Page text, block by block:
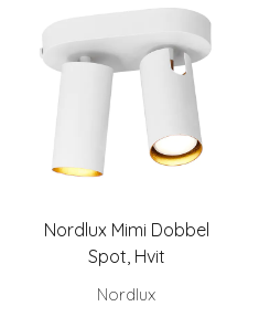
Nordlux Mimi Dobbel
Spot, Hvit
Nordlux